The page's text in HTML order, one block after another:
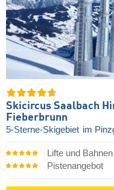
Skicircus Saalbach
Fieberbrunn
5-Sterne-Skigebiet im
Lifte und Bahnen
Pistenangebot